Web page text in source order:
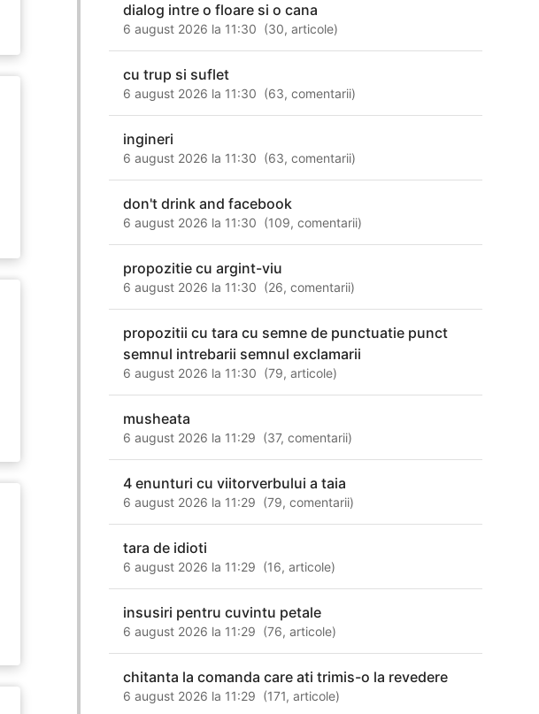
dialog intre o floare si o cana
6 august 2026 la 11:30 (30,articole)
cu trup si suflet
6 august 2026 la 11:30 (63,comentarii)
ingineri
6 august 2026 la 11:30 (63,comentarii)
don't drink and facebook
6 august 2026 la 11:30 (109,comentarii)
propozitie cu argint-viu
6 august 2026 la 11:30 (26,comentarii)
propozitii cu tara cu semne de punctuatie punct
semnul intrebarii semnul exclamarii
6 august 2026 la 11:30 (79,articole)
musheata
6 august 2026 la 11:29 (37,comentarii)
4 enunturi cu viitorverbului a taia
6 august 2026 la 11:29 (79,comentarii)
tara de idioti
6 august 2026 la 11:29 (16,articole)
insusiri pentru cuvintu petale
6 august 2026 la 11:29 (76,articole)
chitanta la comanda care ati trimis-o la revedere
6 august 2026 la 11:29 (171,articole)